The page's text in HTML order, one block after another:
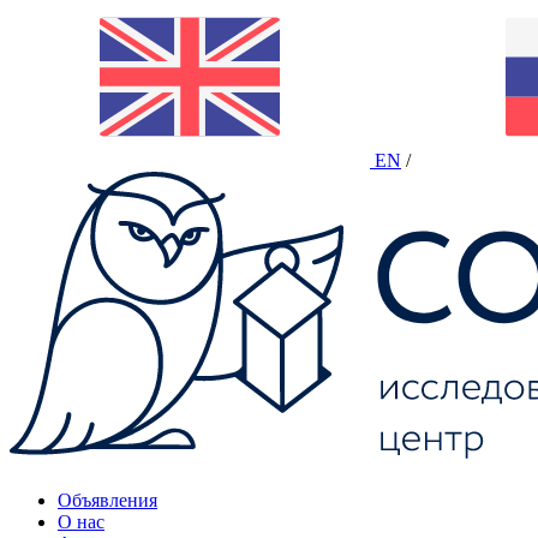
EN /
Объявления
О нас